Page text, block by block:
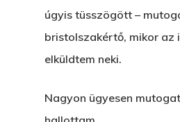
úgyis tüsszögött –
bristolszakértő, mikor az
elküldtem neki.
Nagyon ügyesen